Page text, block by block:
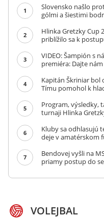
1
Slovensko našlo
gólmi a šiestimi
2
Hlinka Gretzky Cup
priblížilo sa k
3
VIDEO: Šampión s
premiéra: Dajte
4
Kapitán Škriniar bol
Tímu pomohol k
5
Program, výsledky,
turnaji Hlinka
6
Kluby sa odhlasujú
deje v amatérskom
7
Bendovej vyšli na
priamy postup do
VOLEJBAL